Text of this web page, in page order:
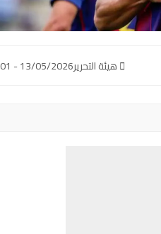
هيئة التحرير13/05/2026 - 21h01